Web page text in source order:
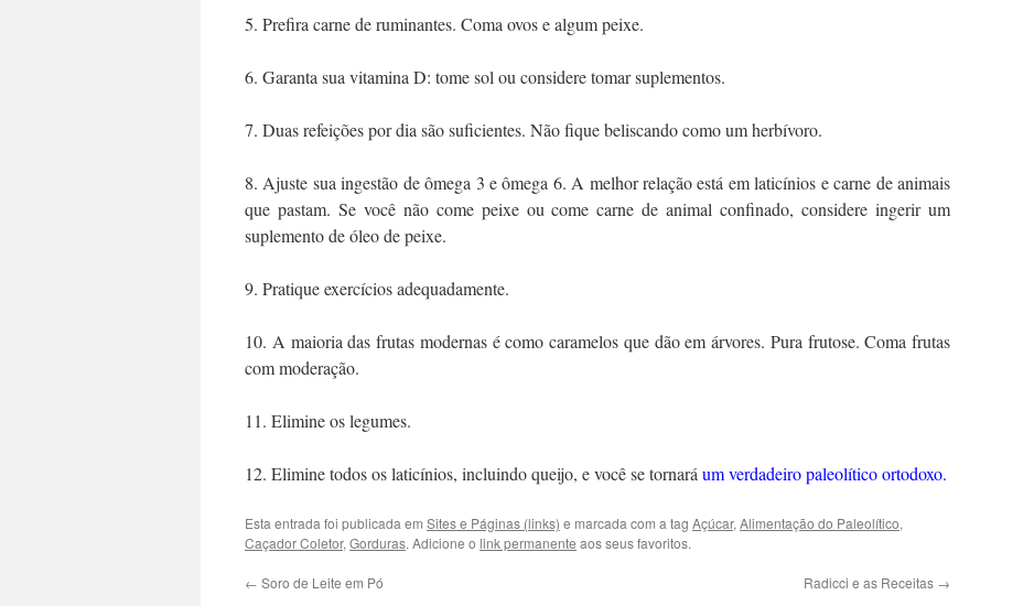
5. Prefira carne de ruminantes. Coma ovos e algum peixe.
6. Garanta sua vitamina D: tome sol ou considere tomar suplementos.
7. Duas refeições por dia são suficientes. Não fique beliscando como um herbívoro.
8. Ajuste sua ingestão de ômega 3 e ômega 6. A melhor relação está em laticínios e carne de animais
que pastam. Se você não come peixe ou come carne de animal confinado, considere ingerir um
suplemento de óleo de peixe.
9. Pratique exercícios adequadamente.
10. A maioria das frutas modernas é como caramelos que dão em árvores. Pura frutose. Coma frutas
com moderação.
11. Elimine os legumes.
12. Elimine todos os laticínios, incluindo queijo, e você se tornará um verdadeiro paleolítico ortodoxo.
Esta entrada foi publicada em Sites e Páginas (links) e marcada com a tag Açúcar, Alimentação do Paleolítico,
Caçador Coletor, Gorduras. Adicione o link permanente aos seus favoritos.
← Soro de Leite em Pó Radicci e as Receitas →